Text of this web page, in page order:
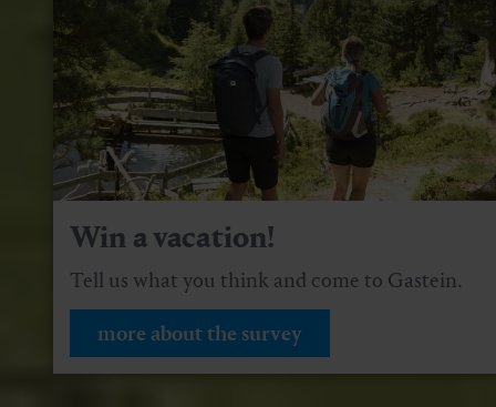
Win a vacation!
Tell us what you think and come to Gastein.
more about the survey